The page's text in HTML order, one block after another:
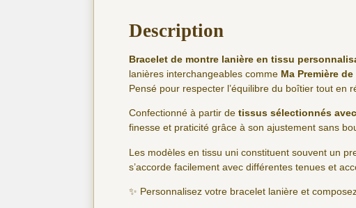
Description
Bracelet de montre lanière en tissu
lanières interchangeables comme Ma Première
Pensé pour respecter l’équilibre du boîtier tout en
Confectionné à partir detissus sélectionnés
finesse et praticité grâce à son ajustement sans
Les modèles en tissu uni constituent souvent un
s’accorde facilement avec différentes tenues et
✨ Personnalisez votre bracelet lanière et